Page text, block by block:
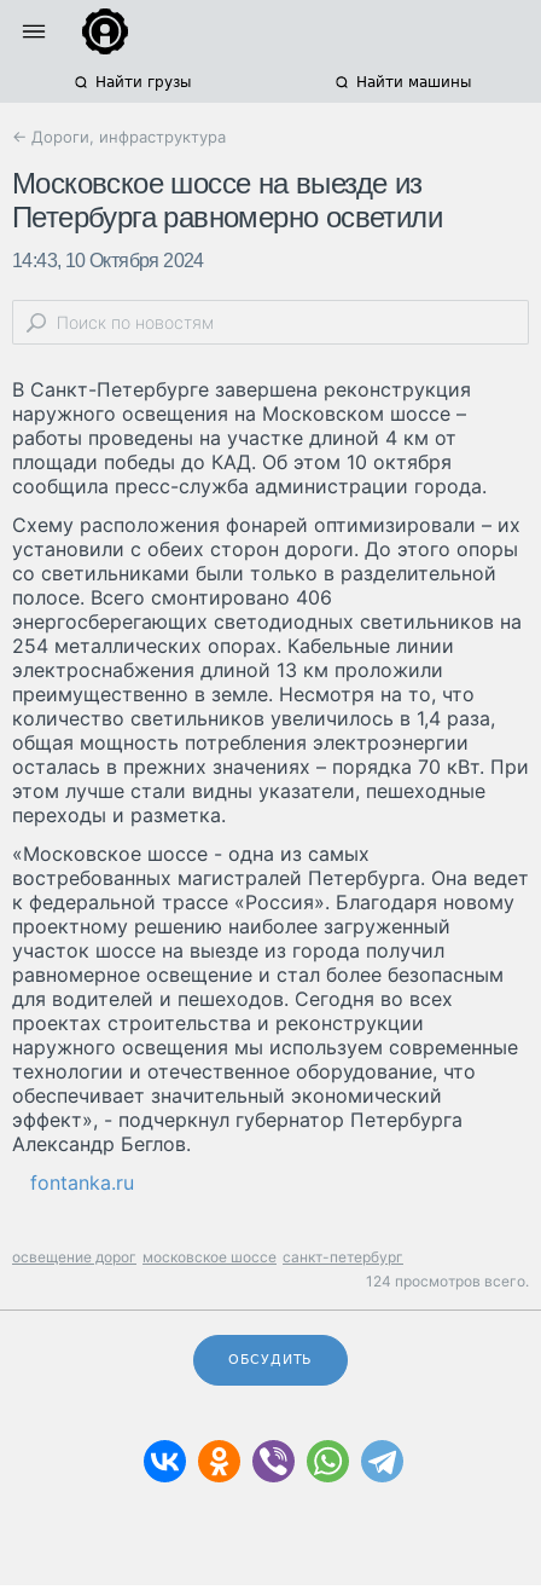
Найти грузы Найти машины
← Дороги, инфраструктура
Московское шоссе на выезде из
Петербурга равномерно осветили
14:43, 10 Октября 2024
В Санкт-Петербурге завершена реконструкция
наружного освещения на Московском шоссе –
работы проведены на участке длиной 4 км от
площади победы до КАД. Об этом 10 октября
сообщила пресс-служба администрации города.
Схему расположения фонарей оптимизировали – их
установили с обеих сторон дороги. До этого опоры
со светильниками были только в разделительной
полосе. Всего смонтировано 406
энергосберегающих светодиодных светильников на
254 металлических опорах. Кабельные линии
электроснабжения длиной 13 км проложили
преимущественно в земле. Несмотря на то, что
количество светильников увеличилось в 1,4 раза,
общая мощность потребления электроэнергии
осталась в прежних значениях – порядка 70 кВт. При
этом лучше стали видны указатели, пешеходные
переходы и разметка.
«Московское шоссе - одна из самых
востребованных магистралей Петербурга. Она ведет
к федеральной трассе «Россия». Благодаря новому
проектному решению наиболее загруженный
участок шоссе на выезде из города получил
равномерное освещение и стал более безопасным
для водителей и пешеходов. Сегодня во всех
проектах строительства и реконструкции
наружного освещения мы используем современные
технологии и отечественное оборудование, что
обеспечивает значительный экономический
эффект», - подчеркнул губернатор Петербурга
Александр Беглов.
fontanka.ru
освещение дорог московское шоссе санкт-петербург
124 просмотров всего.
ОБСУДИТЬ